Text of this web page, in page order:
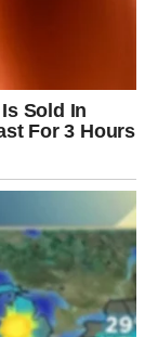
i teške
vas prošla
ali vas
prvi put posle
– već